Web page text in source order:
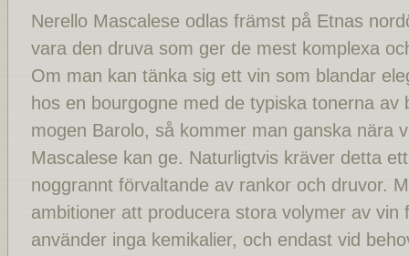
Nerello Mascalese odlas främst på Etnas
vara den druva som ger de mest komplexa
Om man kan tänka sig ett vin som blandar
hos en bourgogne med de typiska tonerna av
mogen Barolo, så kommer man ganska nära
Mascalese kan ge. Naturligtvis kräver detta
noggrannt förvaltande av rankor och druvor.
ambitioner att producera stora volymer av vin
använder inga kemikalier, och endast vid